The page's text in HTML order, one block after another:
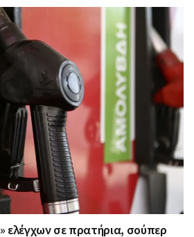
ελέγχων σε πρατήρια, σούπερ